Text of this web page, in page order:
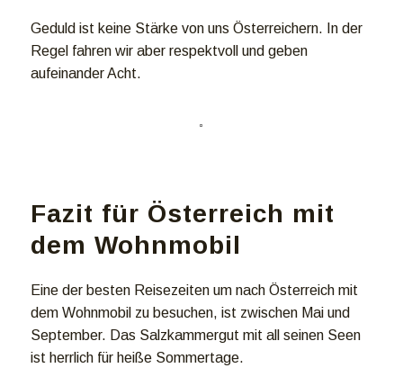
Geduld ist keine Stärke von uns Österreichern. In der
Regel fahren wir aber respektvoll und geben
aufeinander Acht.
Fazit für Österreich mit
dem Wohnmobil
Eine der besten Reisezeiten um nach Österreich mit
dem Wohnmobil zu besuchen, ist zwischen Mai und
September. Das Salzkammergut mit all seinen Seen
ist herrlich für heiße Sommertage.